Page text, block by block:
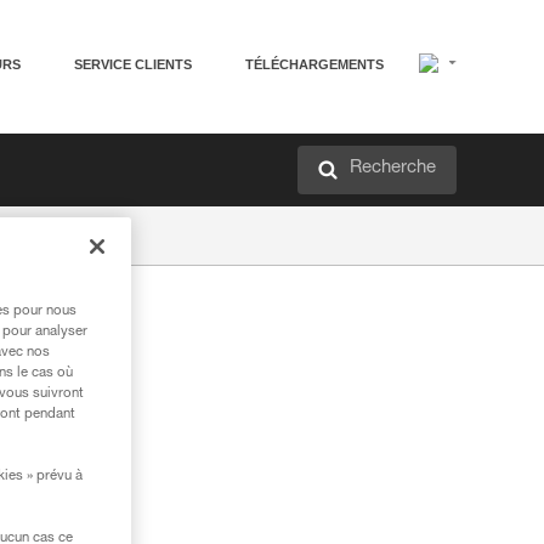
SERVICE CLIENTS TÉLÉCHARGEMENTS
Recherche
pour nous
analyser
nos
le cas où
suivront
pendant
» prévu à
cas ce